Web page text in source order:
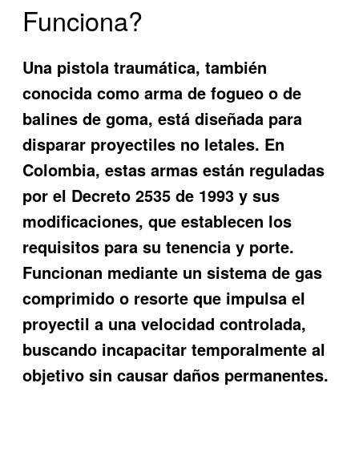
Funciona?
Una pistola traumática, también
conocida como arma de fogueo o de
balines de goma, está diseñada para
disparar proyectiles no letales. En
Colombia, estas armas están reguladas
por el Decreto 2535 de 1993 y sus
modificaciones, que establecen los
requisitos para su tenencia y porte.
Funcionan mediante un sistema de gas
comprimido o resorte que impulsa el
proyectil a una velocidad controlada,
buscando incapacitar temporalmente al
objetivo sin causar daños permanentes.